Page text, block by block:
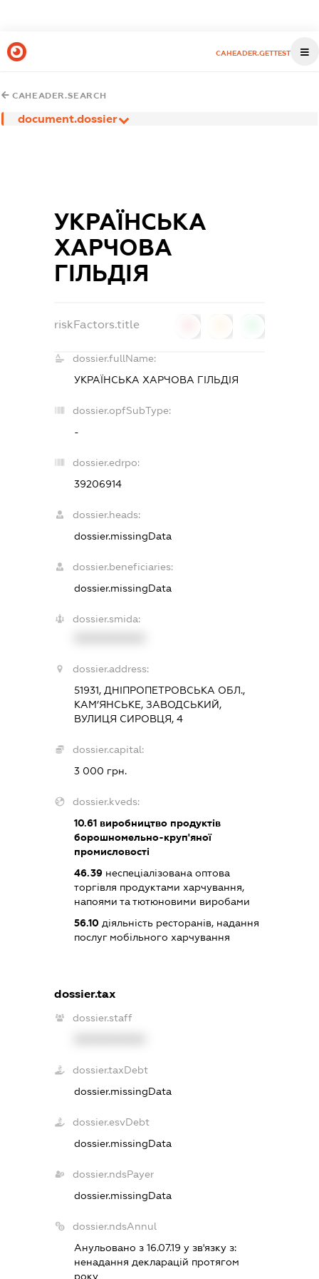
CAHEADER.GETTEST
CAHEADER.SEARCH
document.dossier
УКРАЇНСЬКА
ХАРЧОВА
ГІЛЬДІЯ
riskFactors.title
dossier.fullName:
УКРАЇНСЬКА ХАРЧОВА ГІЛЬДІЯ
dossier.opfSubType:
-
dossier.edrpo:
39206914
dossier.heads:
dossier.missingData
dossier.beneficiaries:
dossier.missingData
dossier.smida:
dossier.address:
51931, ДНІПРОПЕТРОВСЬКА ОБЛ.,
КАМ’ЯНСЬКЕ, ЗАВОДСЬКИЙ,
ВУЛИЦЯ СИРОВЦЯ, 4
dossier.capital:
3 000 грн.
dossier.kveds:
10.61виробництво продуктів
борошномельно-круп'яної
промисловості
46.39неспеціалізована оптова
торгівля продуктами харчування,
напоями та тютюновими виробами
56.10діяльність ресторанів, надання
послуг мобільного харчування
dossier.tax
dossier.staff
dossier.taxDebt
dossier.missingData
dossier.esvDebt
dossier.missingData
dossier.ndsPayer
dossier.missingData
dossier.ndsAnnul
Анульовано з 16.07.19 у зв'язку з:
ненадання декларацiй протягом
року